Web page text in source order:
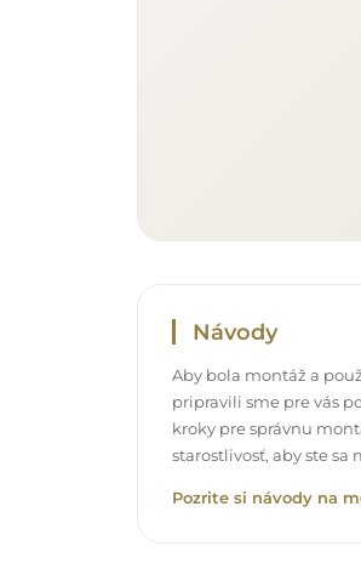
Návody
Aby bola montáž a
pripravili sme pre vás
kroky pre správnu
starostlivosť, aby ste
Pozrite si návody na